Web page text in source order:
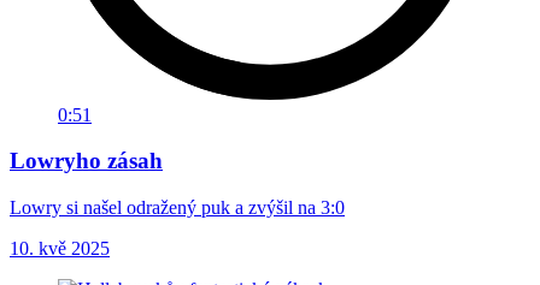
0:51
Lowryho zásah
Lowry si našel odražený puk a zvýšil na 3:0
10. kvě 2025